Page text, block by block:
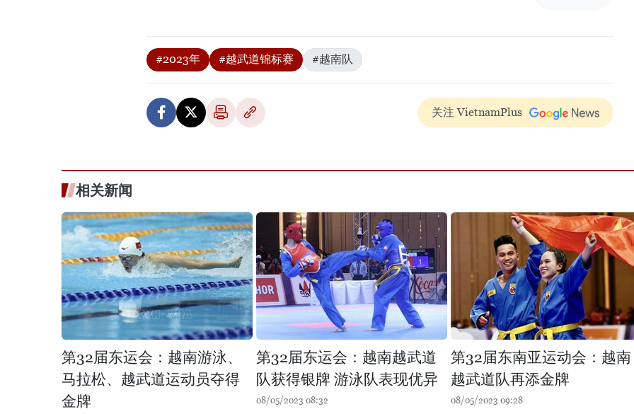
#2023年 #越武道锦标赛 #越南队
关注 VietnamPlus
相关新闻
第32届东运会：越南游泳、
马拉松、越武道运动员夺得
金牌
第32届东运会：越南越武道
队获得银牌 游泳队表现优异
08/05/2023 08:32
第32届东南亚运动会：越南
越武道队再添金牌
08/05/2023 09:28